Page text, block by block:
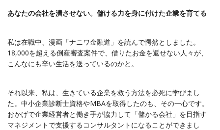
あなたの会社を潰させない。儲ける力を身に付けた企業を育てる
私は在職中、漫画「ナニワ金融道」を読んで愕然としました。
18,000を超える倒産審査案件で、借りたお金を返せない人々が、
こんなにも辛い生活を送っているのかと。
それ以来、私は、生きている企業を救う方法を必死に学びまし
た。中小企業診断士資格やMBAを取得したのも、その一心です。
おかげで企業経営者と働き手が協力して「儲かる会社」を目指す
マネジメントで支援するコンサルタントになることができまし